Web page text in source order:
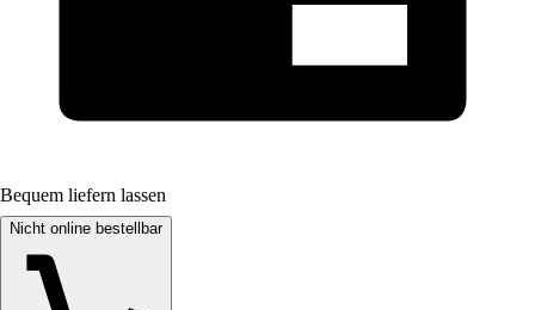
Bequem liefern lassen
Nicht online bestellbar